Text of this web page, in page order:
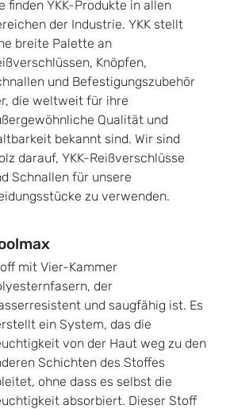
finden YKK-Produkte in allen
der Industrie. YKK stellt
breite Palette an
Knöpfen,
und Befestigungszubehör
die weltweit für ihre
Qualität und
bekannt sind. Wir sind
darauf, YKK-Reißverschlüsse
Schnallen für unsere
zu verwenden.
mit Vier-Kammer
der
und saugfähig ist. Es
ein System, das die
von der Haut weg zu den
Schichten des Stoffes
ohne dass es selbst die
absorbiert. Dieser Stoff